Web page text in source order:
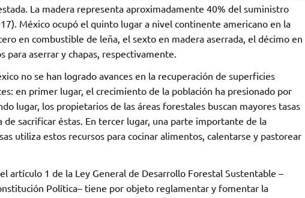
La madera representa aproximadamente 40% del suministro
México ocupó el quinto lugar a nivel continente americano en la
en combustible de leña, el sexto en madera aserrada, el décimo en
aserrar y chapas, respectivamente.
no se han logrado avances en la recuperación de superficies
en primer lugar, el crecimiento de la población ha presionado por
lugar, los propietarios de las áreas forestales buscan mayores tasas
sacrificar éstas. En tercer lugar, una parte importante de la
utiliza estos recursos para cocinar alimentos, calentarse y pastorear
artículo 1 de la Ley General de Desarrollo Forestal Sustentable –
Política– tiene por objeto reglamentar y fomentar la